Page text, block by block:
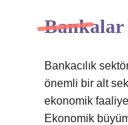
Bankalar
Bankacılık
önemli bir alt
ekonomik
Ekonomik